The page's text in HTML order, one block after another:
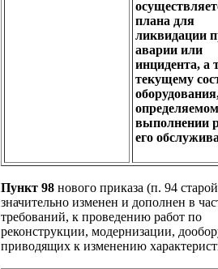
плана для
ликвидации
аварии или
инцидента, а
текущему
выполнении
его
Пункт 98 нового приказа (п. 94
значительно изменен и дополнен в
требований, к проведению работ по
реконструкции, модернизации,
приводящих к изменению